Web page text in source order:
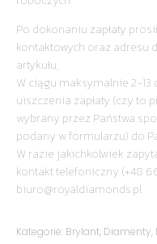
Po dokonaniu zapłaty
kontaktowych oraz adresu
artykułu,
W ciągu maksymalnie 2-
uiszczenia zapłaty (czy to
wybrany przez Państwa
podany w formularzu) do
W razie jakichkolwiek
kontakt telefoniczny (+48
biuro@royaldiamonds.pl
Kategorie: Brylant, Diamenty,